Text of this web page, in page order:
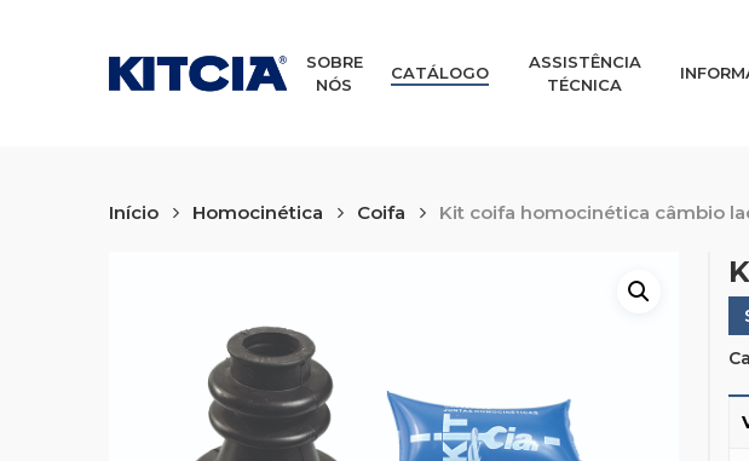
SOBRE
NÓS
CATÁLOGO
ASSISTÊNCIA
TÉCNICA
Início Homocinética Coifa Kit coifa homocinética câmbio